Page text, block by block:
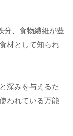
分、食物繊維が豊
材として知られ
深みを与えるた
われている万能